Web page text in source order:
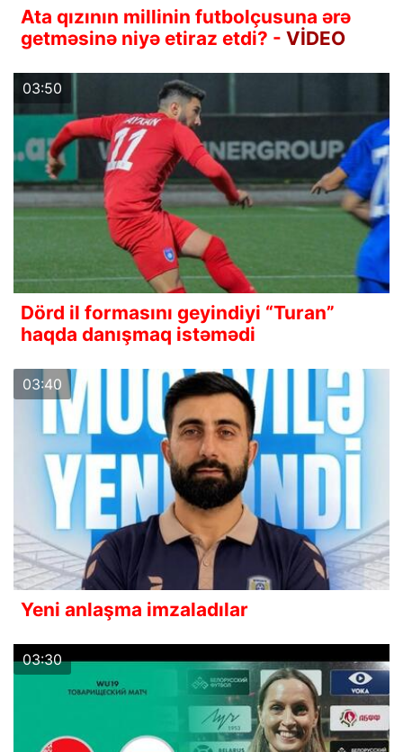
Ata qızının millinin futbolçusuna ərə
getməsinə niyə etiraz etdi? - VİDEO
03:50
Dörd il formasını geyindiyi “Turan”
haqda danışmaq istəmədi
03:40
Yeni anlaşma imzaladılar
03:30